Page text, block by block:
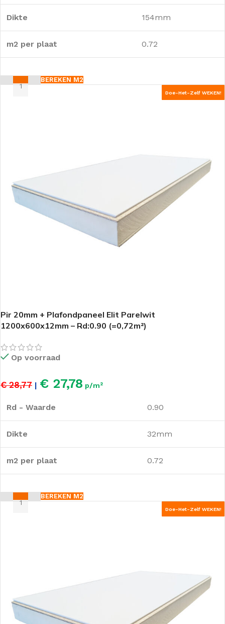
Dikte 154mm
m2 per plaat 0.72
BEREKEN M2
Doe-Het-Zelf WEKEN!
Pir 20mm + Plafondpaneel Elit Parelwit
1200x600x12mm – Rd:0.90 (=0,72m²)
Op voorraad
€ 28,77 | € 27,78 p/m²
Rd - Waarde 0.90
Dikte 32mm
m2 per plaat 0.72
BEREKEN M2
Doe-Het-Zelf WEKEN!